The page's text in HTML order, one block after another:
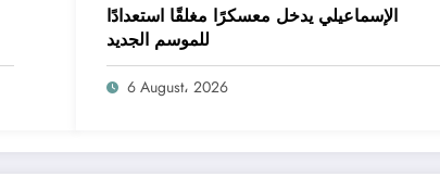
الإسماعيلي يدخل معسكرًا مغلقًا استعدادًا
للموسم الجديد
6 August، 2026